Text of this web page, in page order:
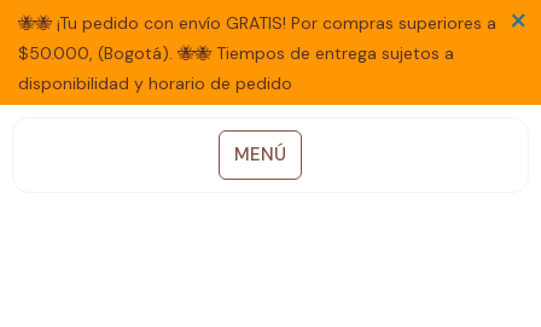
🐝🐝 ¡Tu pedido con envío GRATIS! Por compras superiores a
$50.000, (Bogotá). 🐝🐝 Tiempos de entrega sujetos a
disponibilidad y horario de pedido
×
MENÚ